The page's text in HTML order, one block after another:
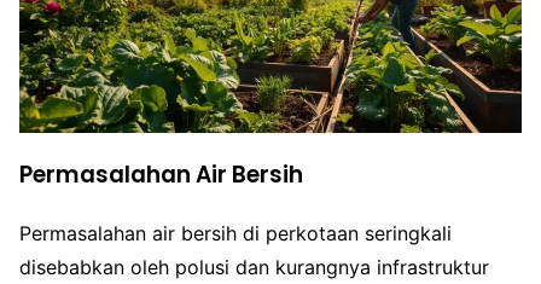
Permasalahan Air Bersih
Permasalahan air bersih di perkotaan seringkali
disebabkan oleh polusi dan kurangnya infrastruktur